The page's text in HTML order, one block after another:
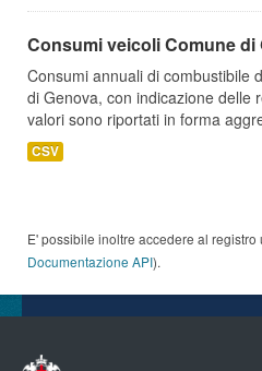
Consumi veicoli Comune di
Consumi annuali di combustibile
di Genova, con indicazione delle
valori sono riportati in forma
CSV
E' possibile inoltre accedere al registro
Documentazione API).